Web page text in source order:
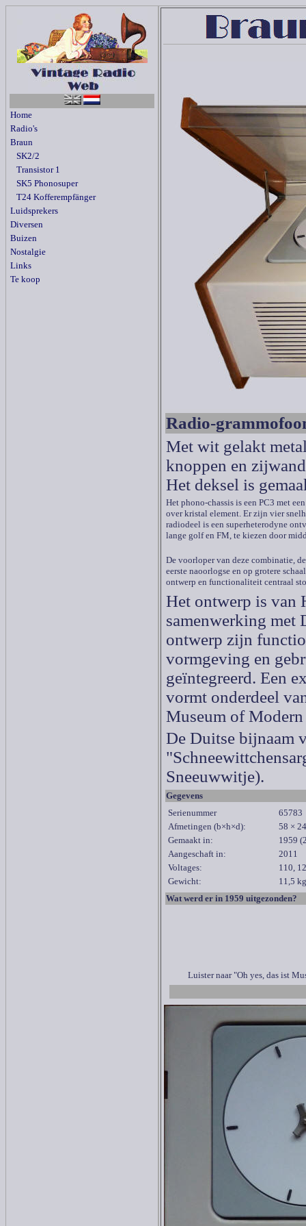
Home
Radio's
Braun
SK2/2
Transistor 1
SK5 Phonosuper
T24 Kofferempfänger
Luidsprekers
Diversen
Buizen
Nostalgie
Links
Te koop
Radio-
Met wit gelakt
knoppen en
Het deksel is
Het phono-chassis is een PC3 met
over kristal element. Er zijn vier
radiodeel is een superheterodyne
lange golf en FM, te kiezen door
De voorloper van deze combinatie,
eerste naoorlogse en op grotere
ontwerp en functionaliteit centraal
Het ontwerp is van
samenwerking met
ontwerp zijn
vormgeving en
geïntegreerd. Een
vormt onderdeel
Museum of
De Duitse bijnaam
Sneeuwwitje).
Gegevens
Serienummer
65783
Afmetingen (b×h×d):
58 ×
Gemaakt in:
1959
Aangeschaft in:
2011
Voltages:
110,
Gewicht:
11,5 kg
Wat werd er in 1959 uitgezonden?
Luister naar "Oh yes, das ist